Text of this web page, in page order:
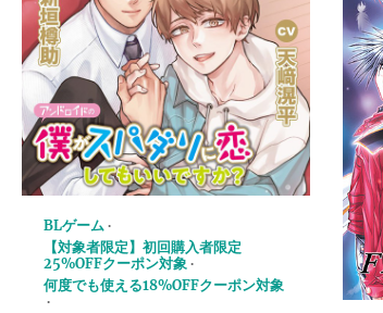
BLゲーム
【対象者限定】初回購入者限定
25%OFFクーポン対象
何度でも使える18%OFFクーポン対象